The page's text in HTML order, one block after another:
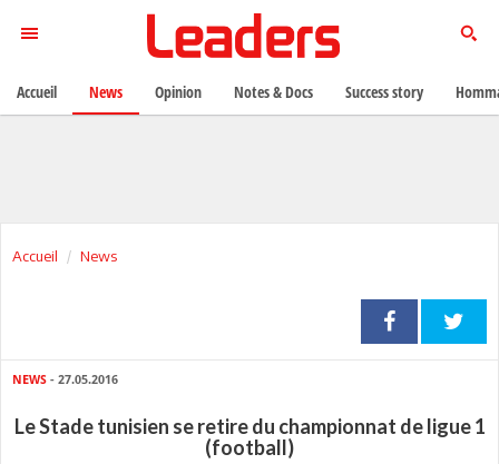
Accueil News
NEWS - 27.05.2016
Le Stade tunisien se retire du championnat de ligue 1
(football)
Accueil News Opinion Notes & Docs Success story